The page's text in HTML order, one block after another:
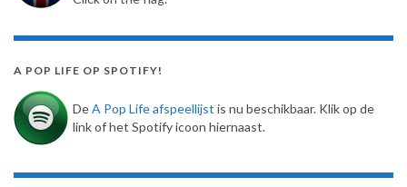
A POP LIFE OP SPOTIFY!
DeA Pop Life afspeellijst is nu beschikbaar. Klik op de
link of het Spotify icoon hiernaast.